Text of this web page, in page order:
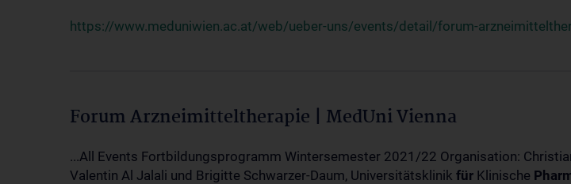
https://www.meduniwien.ac.at/web/ueber-uns/events/detail/forum-
Forum Arzneimitteltherapie | MedUni Vienna
...All Events Fortbildungsprogramm Wintersemester 2021/22 Organisation:
Valentin Al Jalali und Brigitte Schwarzer-Daum, Universitätsklinik für Klinische